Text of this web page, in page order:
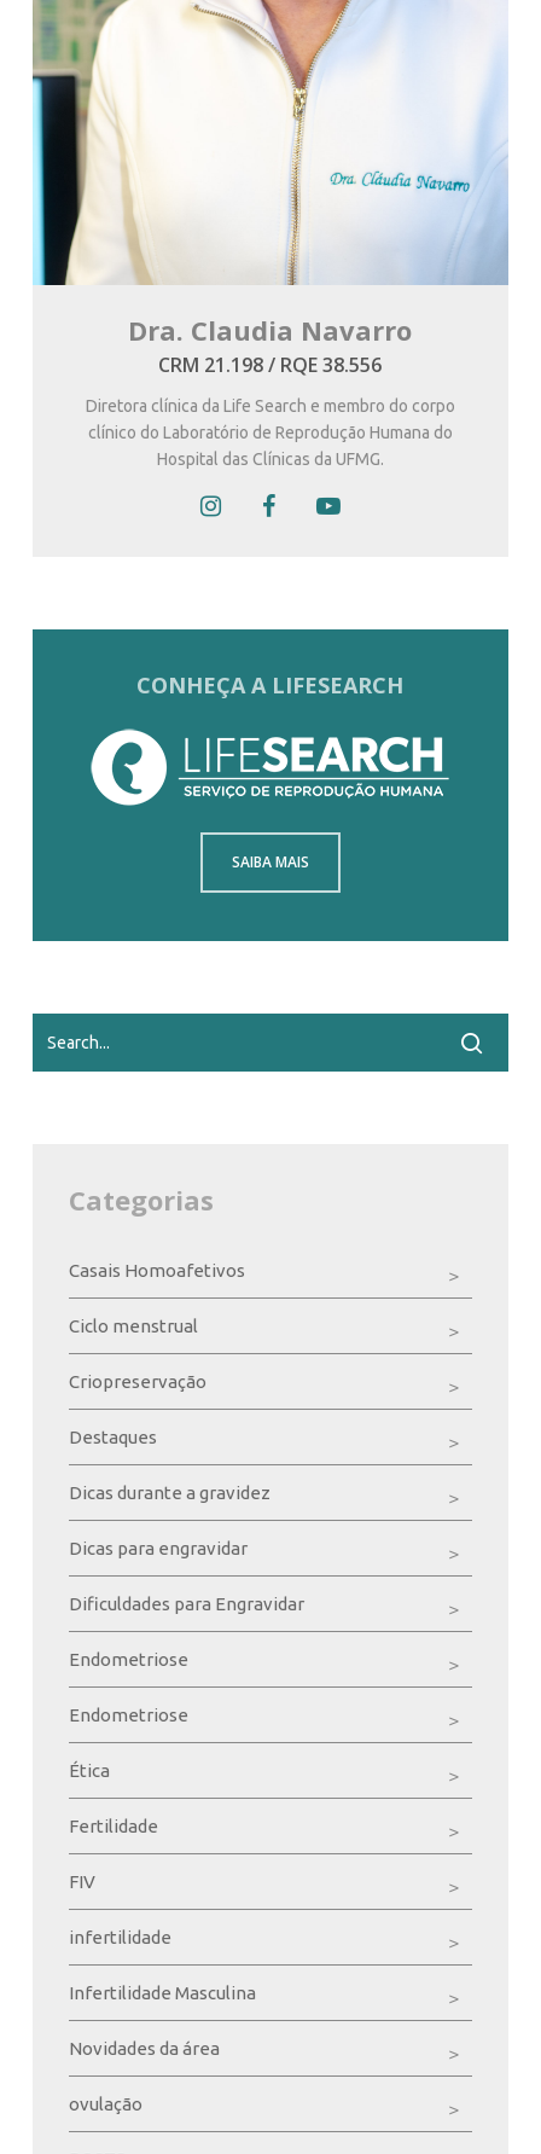
Dra. Claudia Navarro
CRM 21.198 / RQE 38.556
Diretora clínica da Life Search e membro do corpo
clínico do Laboratório de Reprodução Humana do
Hospital das Clínicas da UFMG.
CONHEÇA A LIFESEARCH
SAIBA MAIS
Categorias
Casais Homoafetivos
Ciclo menstrual
Criopreservação
Destaques
Dicas durante a gravidez
Dicas para engravidar
Dificuldades para Engravidar
Endometriose
Endometriose
Ética
Fertilidade
FIV
infertilidade
Infertilidade Masculina
Novidades da área
ovulação